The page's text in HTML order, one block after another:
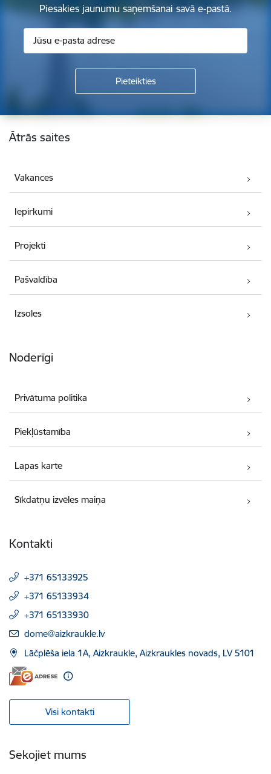
Piesakies jaunumu saņemšanai savā e-pastā.
Kājene
Ātrās saites
Vakances
Iepirkumi
Projekti
Pašvaldība
Izsoles
Noderīgi
Privātuma politika
Piekļūstamība
Lapas karte
Sīkdatņu izvēles maiņa
Kontakti
+371 65133925
+371 65133934
+371 65133930
E-pasts:
dome@aizkraukle.lv
Lāčplēša iela 1A, Aizkraukle, Aizkraukles novads, LV 5101
Visi kontakti
Sekojiet mums